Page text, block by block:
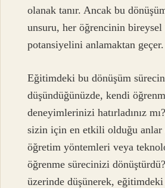
olanak tanır. Ancak bu
unsuru, her öğrencinin bireysel
potansiyelini anlamaktan geçer.
Eğitimdeki bu dönüşüm
düşündüğünüzde, kendi
deneyimlerinizi hatırladınız
sizin için en etkili olduğu anlar
öğretim yöntemleri veya
öğrenme sürecinizi
üzerinde düşünerek,